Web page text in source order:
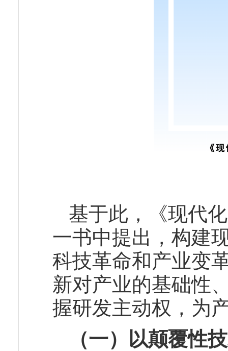
基于此，《现代
一书中提出，构建
科技革命和产业变
新对产业的基础性
握研发主动权，为
（一）以颠覆性